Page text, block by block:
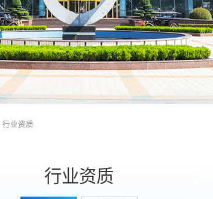
行业资质
行业资质